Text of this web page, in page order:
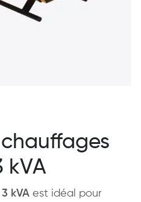
kVA
kVA est idéal pour